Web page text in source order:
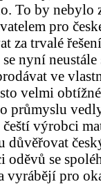
To by
pro
za trvalé
nyní
ve
velmi
průmyslu
výrobci
důvěřovat
oděvů se
vyrábějí pro